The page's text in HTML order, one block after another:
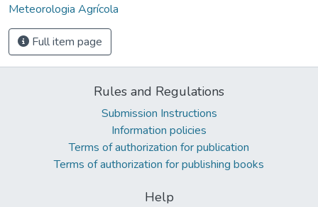
Meteorologia Agrícola
Full item page
Rules and Regulations
Submission Instructions
Information policies
Terms of authorization for publication
Terms of authorization for publishing books
Help